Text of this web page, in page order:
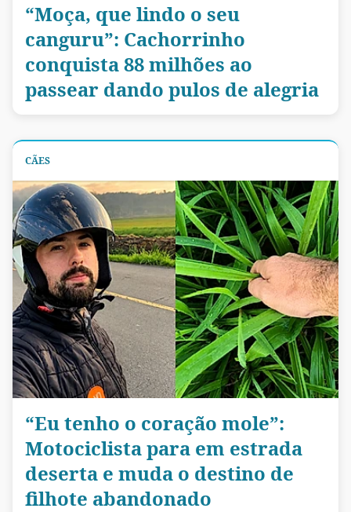
“Moça, que lindo o seu
canguru”: Cachorrinho
conquista 88 milhões ao
passear dando pulos de alegria
CÃES
“Eu tenho o coração mole”:
Motociclista para em estrada
deserta e muda o destino de
filhote abandonado